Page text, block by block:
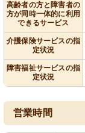
高齢者の方と障害者の
方が同時一体的に利用
できるサービス
介護保険サービスの指
定状況
障害福祉サービスの指
定状況
営業時間